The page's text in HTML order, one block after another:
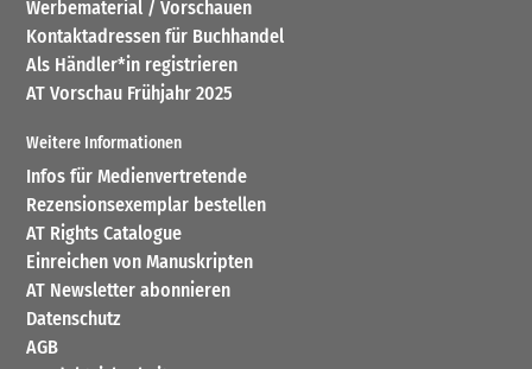
Werbematerial / Vorschauen
Kontaktadressen für Buchhandel
Als Händler*in registrieren
AT Vorschau Frühjahr 2025
Weitere Informationen
Infos für Medienvertretende
Rezensionsexemplar bestellen
AT Rights Catalogue
Einreichen von Manuskripten
AT Newsletter abonnieren
Datenschutz
AGB